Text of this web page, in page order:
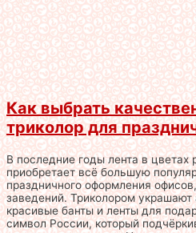
Как выбрать
триколор для
В последние годы лента в цветах
приобретает всё большую
праздничного оформления
заведений. Триколором
красивые банты и ленты для
символ России, который